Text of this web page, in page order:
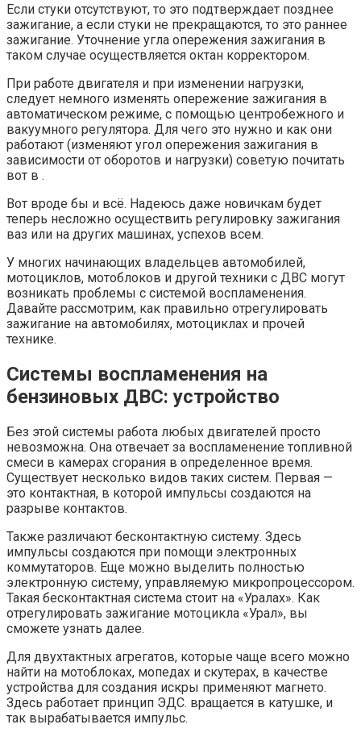
Если стуки отсутствуют, то это подтверждает позднее
зажигание, а если стуки не прекращаются, то это раннее
зажигание. Уточнение угла опережения зажигания в
таком случае осуществляется октан корректором.
При работе двигателя и при изменении нагрузки,
следует немного изменять опережение зажигания в
автоматическом режиме, с помощью центробежного и
вакуумного регулятора. Для чего это нужно и как они
работают (изменяют угол опережения зажигания в
зависимости от оборотов и нагрузки) советую почитать
вот в .
Вот вроде бы и всё. Надеюсь даже новичкам будет
теперь несложно осуществить регулировку зажигания
ваз или на других машинах, успехов всем.
У многих начинающих владельцев автомобилей,
мотоциклов, мотоблоков и другой техники с ДВС могут
возникать проблемы с системой воспламенения.
Давайте рассмотрим, как правильно отрегулировать
зажигание на автомобилях, мотоциклах и прочей
технике.
Системы воспламенения на
бензиновых ДВС: устройство
Без этой системы работа любых двигателей просто
невозможна. Она отвечает за воспламенение топливной
смеси в камерах сгорания в определенное время.
Существует несколько видов таких систем. Первая —
это контактная, в которой импульсы создаются на
разрыве контактов.
Также различают бесконтактную систему. Здесь
импульсы создаются при помощи электронных
коммутаторов. Еще можно выделить полностью
электронную систему, управляемую микропроцессором.
Такая бесконтактная система стоит на «Уралах». Как
отрегулировать зажигание мотоцикла «Урал», вы
сможете узнать далее.
Для двухтактных агрегатов, которые чаще всего можно
найти на мотоблоках, мопедах и скутерах, в качестве
устройства для создания искры применяют магнето.
Здесь работает принцип ЭДС. вращается в катушке, и
так вырабатывается импульс.